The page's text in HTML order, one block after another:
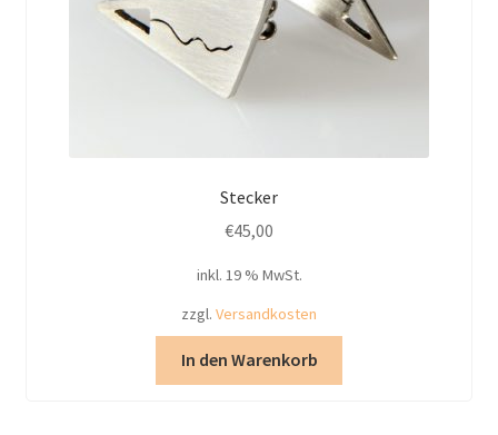
Stecker
€45,00
inkl. 19 % MwSt.
zzgl. Versandkosten
In den Warenkorb